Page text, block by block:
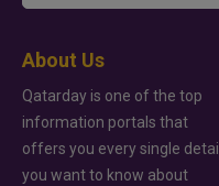
About Us
Qatarday is one of the top
information portals that
offers you every single detail
you want to know about